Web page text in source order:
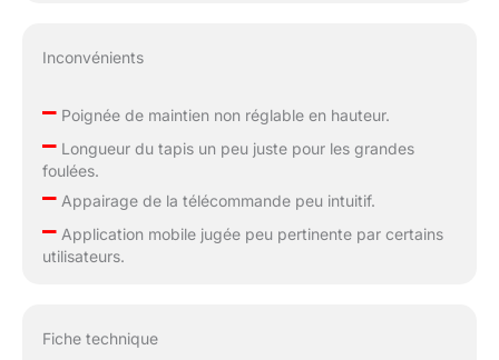
Inconvénients
–Poignée de maintien non réglable en hauteur.
–Longueur du tapis un peu juste pour les grandes
foulées.
–Appairage de la télécommande peu intuitif.
–Application mobile jugée peu pertinente par certains
utilisateurs.
Fiche technique